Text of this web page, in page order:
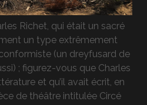
Richet, qui était un sacré
un type extrêmement
(un dreyfusard de
; figurez-vous que Charles
et qu’il avait écrit, en
de théâtre intitulée Circé